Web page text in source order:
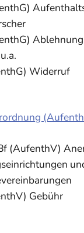
Widerruf
(AufenthV)
Gebühr